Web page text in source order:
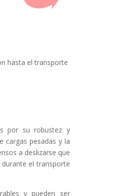
hasta el transporte
por su robustez y
cargas pesadas y la
a deslizarse que
el transporte
y pueden ser